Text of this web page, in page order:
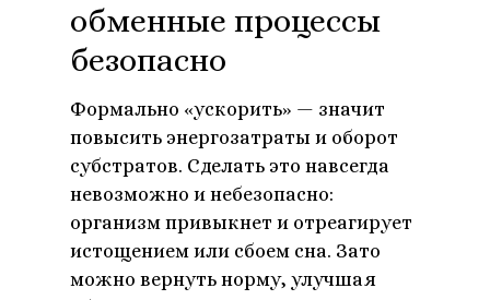
обменные процессы
безопасно
Формально «ускорить» — значит
повысить энергозатраты и оборот
субстратов. Сделать это навсегда
невозможно и небезопасно:
организм привыкнет и отреагирует
истощением или сбоем сна. Зато
можно вернуть норму, улучшая